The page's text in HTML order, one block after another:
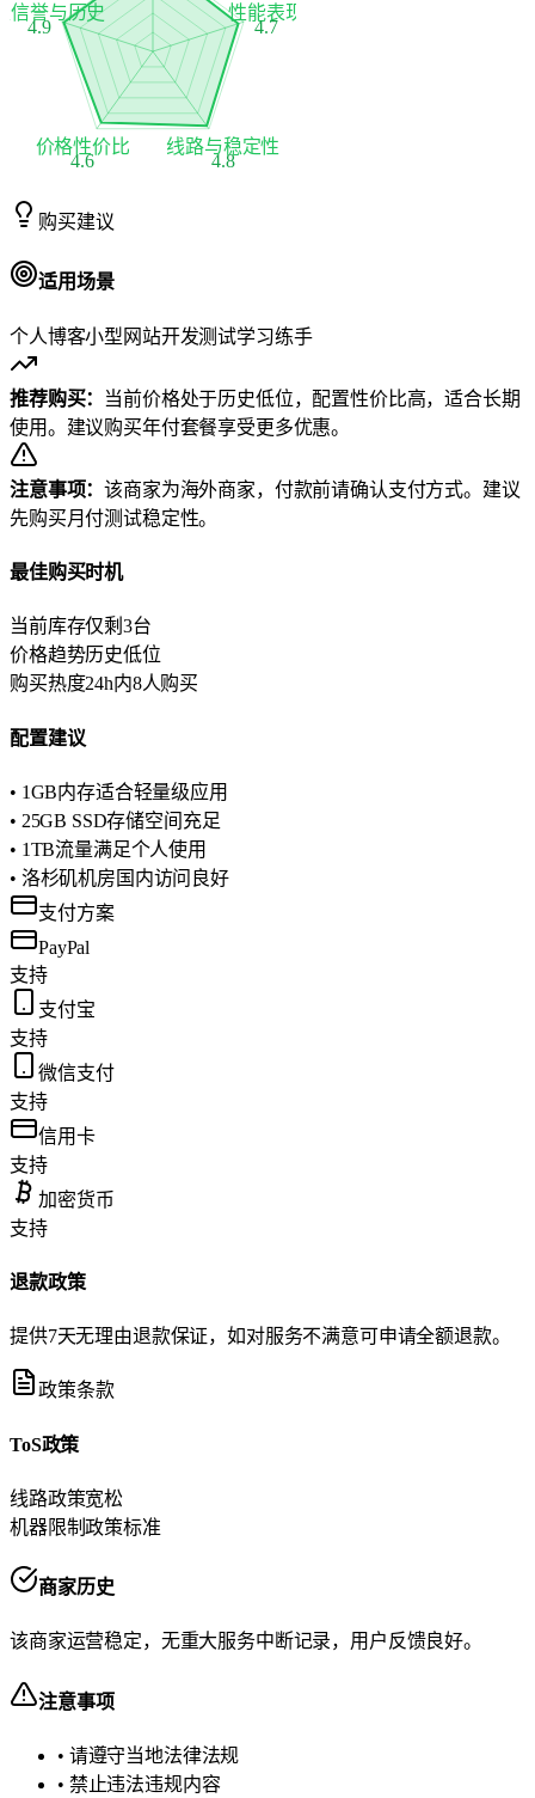
性能表现
4.7
线路与稳定性
4.8
价格性价比
4.6
信誉与历史
4.9
购买建议
适用场景
个人博客小型网站开发测试学习练手
推荐购买：
当前价格处于历史低位，配置性价比高，适合长期
使用。建议购买年付套餐享受更多优惠。
注意事项：该商家为海外商家，付款前请确认支付方式。建议
先购买月付测试稳定性。
最佳购买时机
当前库存仅剩3台
价格趋势历史低位
购买热度24h内8人购买
配置建议
• 1GB内存适合轻量级应用
• 25GB SSD存储空间充足
• 1TB流量满足个人使用
• 洛杉矶机房国内访问良好
支付方案
PayPal
支持
支付宝
支持
微信支付
支持
信用卡
支持
加密货币
支持
退款政策
提供7天无理由退款保证，如对服务不满意可申请全额退款。
政策条款
ToS政策
线路政策宽松
机器限制政策标准
商家历史
该商家运营稳定，无重大服务中断记录，用户反馈良好。
注意事项
• 请遵守当地法律法规
• 禁止违法违规内容